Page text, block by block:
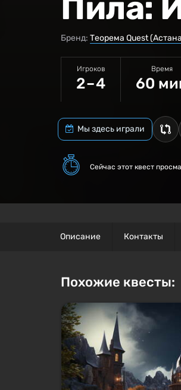
Пила:
Бренд: Теорема Quest
Игроков
2 – 4
Время
60
Мы здесь играли
Сейчас этот квест
Описание Контакты
Похожие квесты: